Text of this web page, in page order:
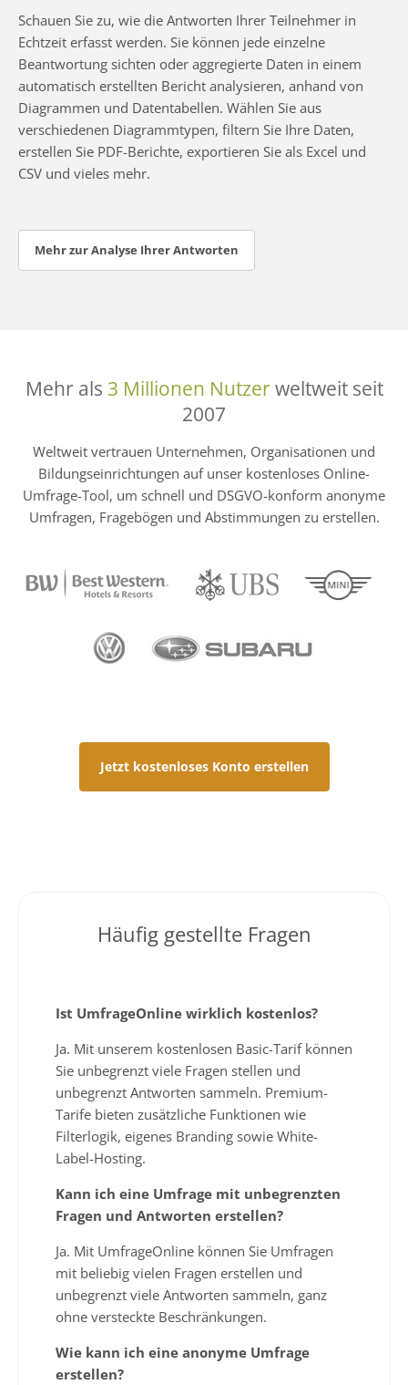
Schauen Sie zu, wie die Antworten Ihrer Teilnehmer in
Echtzeit erfasst werden. Sie können jede einzelne
Beantwortung sichten oder aggregierte Daten in einem
automatisch erstellten Bericht analysieren, anhand von
Diagrammen und Datentabellen. Wählen Sie aus
verschiedenen Diagrammtypen, filtern Sie Ihre Daten,
erstellen Sie PDF-Berichte, exportieren Sie als Excel und
CSV und vieles mehr.
Mehr zur Analyse Ihrer Antworten
Mehr als 3 Millionen Nutzerweltweit seit
2007
Weltweit vertrauen Unternehmen, Organisationen und
Bildungseinrichtungen auf unser kostenloses Online-
Umfrage-Tool, um schnell und DSGVO-konform anonyme
Umfragen, Fragebögen und Abstimmungen zu erstellen.
Jetzt kostenloses Konto erstellen
Häufig gestellte Fragen
Ist UmfrageOnline wirklich kostenlos?
Ja. Mit unserem kostenlosen Basic-Tarif können
Sie unbegrenzt viele Fragen stellen und
unbegrenzt Antworten sammeln. Premium-
Tarife bieten zusätzliche Funktionen wie
Filterlogik, eigenes Branding sowie White-
Label-Hosting.
Kann ich eine Umfrage mit unbegrenzten
Fragen und Antworten erstellen?
Ja. Mit UmfrageOnline können Sie Umfragen
mit beliebig vielen Fragen erstellen und
unbegrenzt viele Antworten sammeln, ganz
ohne versteckte Beschränkungen.
Wie kann ich eine anonyme Umfrage
erstellen?